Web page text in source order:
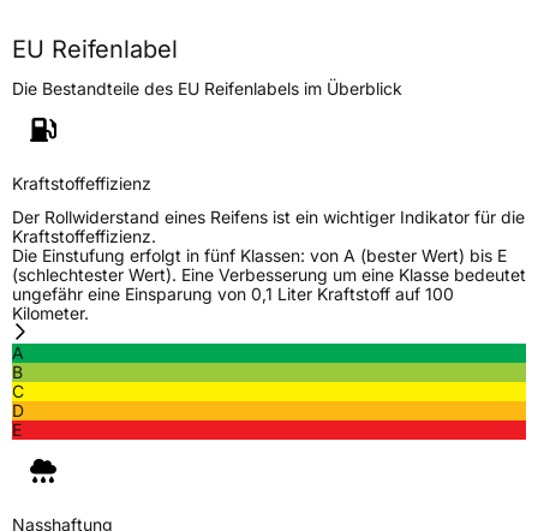
Höchstlast462 kg
Generelle Merkmale
Fahrzeugtyp
VerwendungSommerreifen
ModellnameComfort Peak
FahrzeugartPKW & SUV
Weitere Eigenschaften
SchlauchtypTL
ZustandNeureifen
EU Reifenlabel
Die Bestandteile des EU Reifenlabels im Überblick
Kraftstoffeffizienz
Der Rollwiderstand eines Reifens ist ein wichtiger Indikator für die
Kraftstoffeffizienz.
Die Einstufung erfolgt in fünf Klassen: von A (bester Wert) bis E
(schlechtester Wert). Eine Verbesserung um eine Klasse bedeutet
ungefähr eine Einsparung von 0,1 Liter Kraftstoff auf 100
Kilometer.
A
B
C
D
E
Nasshaftung